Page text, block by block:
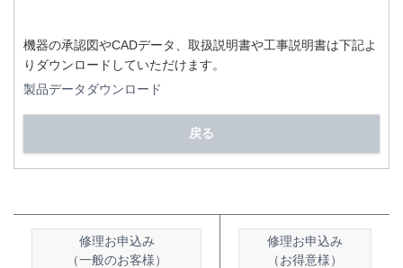
機器の承認図やCADデータ、取扱説明書や工事説明書は下記よ
りダウンロードしていただけます。
製品データダウンロード
戻る
修理お申込み
（一般のお客様）
修理お申込み
（お得意様）